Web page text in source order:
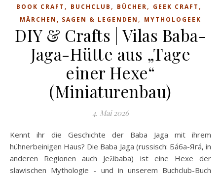
BOOK CRAFT , BUCHCLUB , BÜCHER, GEEK CRAFT ,
MÄRCHEN, SAGEN & LEGENDEN , MYTHOLOGEEK
DIY & Crafts | Vilas Baba-
Jaga-Hütte aus „Tage
einer Hexe“
(Miniaturenbau)
4. Mai 2026
Kennt ihr die Geschichte der Baba Jaga mit ihrem
hühnerbeinigen Haus? Die Baba Jaga (russisch: Ба́ба-Яга́, in
anderen Regionen auch Ježibaba) ist eine Hexe der
slawischen Mythologie - und in unserem Buchclub-Buch